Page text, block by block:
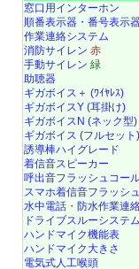
窓口用インターホン
順番表示器・番号表示
作業連絡システム
消防サイレン 赤
手動サイレン 緑
助聴器
ギガボイス＋ (ﾜｲﾔﾚｽ)
ギガボイスY (耳掛け)
ギガボイスN (ネック型)
ギガボイス (フルセット)
誘導棒ハイグレード
着信音スピーカー
呼出音フラッシュコー
スマホ着信音フラッシュ
水中電話 ・ 防水作業連
ドライブスルーシステム
ハンドマイク機能表
ハンドマイク大きさ
電気式人工喉頭